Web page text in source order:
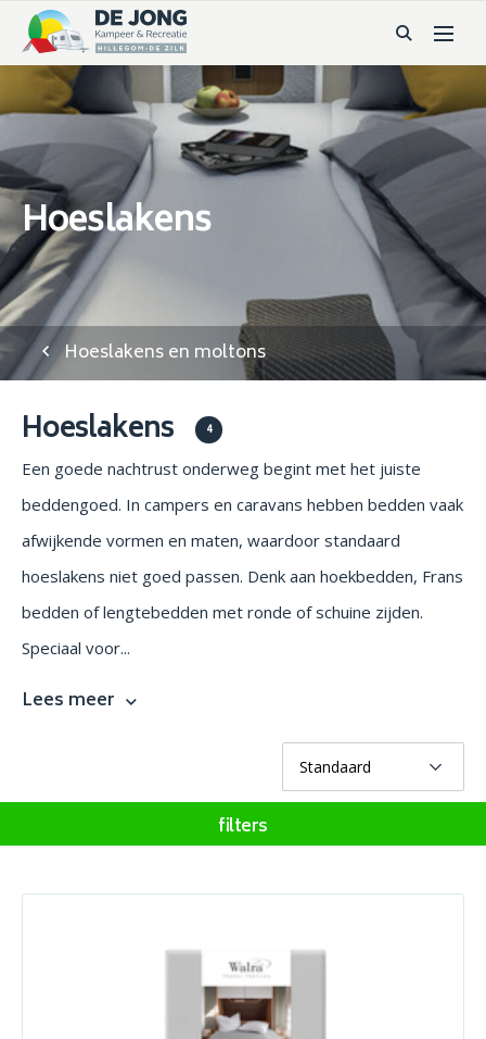
Hoeslakens
Hoeslakens en moltons
Hoeslakens 4
Een goede nachtrust onderweg begint met het juiste
beddengoed. In campers en caravans hebben bedden vaak
afwijkende vormen en maten, waardoor standaard
hoeslakens niet goed passen. Denk aan hoekbedden, Frans
bedden of lengtebedden met ronde of schuine zijden.
Speciaal voor...
Lees meer
filters